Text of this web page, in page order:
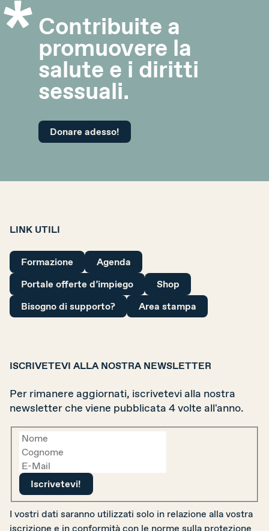
Contribuite a
promuovere la
salute e i diritti
sessuali.
Donare adesso!
LINK UTILI
Formazione
Agenda
Portale offerte d’impiego
Shop
Bisogno di supporto?
Area stampa
ISCRIVETEVI ALLA NOSTRA NEWSLETTER
Per rimanere aggiornati, iscrivetevi alla nostra
newsletter che viene pubblicata 4 volte all'anno.
I vostri dati saranno utilizzati solo in relazione alla vostra
iscrizione e in conformità con le norme sulla protezione